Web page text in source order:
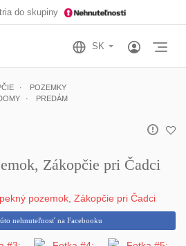
do skupiny
POZEMKY
PREDÁM
Zákopčie pri Čadci
nehnuteľnosť na Facebooku